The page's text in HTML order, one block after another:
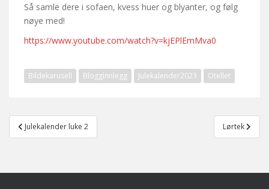
Så samle dere i sofaen, kvess huer og blyanter, og følg
nøye med!
https://www.youtube.com/watch?v=kjEPlEmMva0
Bildekarusell Blogginnlegg Julekalender2023 Otellet
Post
navigation
Julekalender luke 2 Lørtek